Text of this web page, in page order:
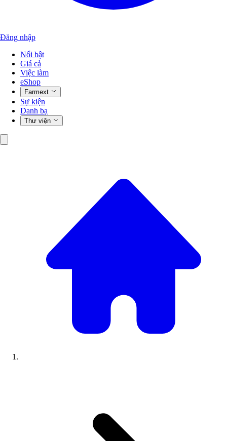
Đăng nhập
Nổi bật
Giá cả
Việc làm
eShop
Farmext
Sự kiện
Danh bạ
Thư viện